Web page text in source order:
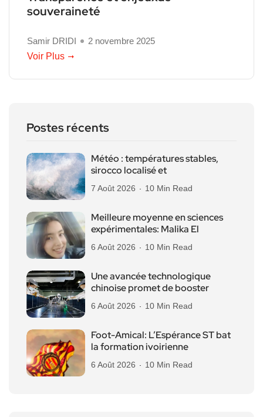
souveraineté
Samir DRIDI
2 novembre 2025
Voir Plus
Postes récents
Météo : températures stables,
sirocco localisé et
7 Août 2026 10 Min Read
Meilleure moyenne en sciences
expérimentales: Malika El
6 Août 2026 10 Min Read
Une avancée technologique
chinoise promet de booster
6 Août 2026 10 Min Read
Foot-Amical: L’Espérance ST bat
la formation ivoirienne
6 Août 2026 10 Min Read